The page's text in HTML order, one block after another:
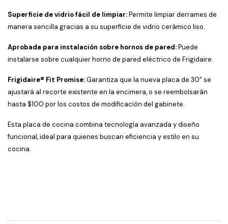
Superficie de vidrio fácil de limpiar:Permite limpiar derrames de
manera sencilla gracias a su superficie de vidrio cerámico liso.
Aprobada para instalación sobre hornos de pared:Puede
instalarse sobre cualquier horno de pared eléctrico de Frigidaire.
Frigidaire® Fit Promise:Garantiza que la nueva placa de 30" se
ajustará al recorte existente en la encimera, o se reembolsarán
hasta $100 por los costos de modificación del gabinete.
Esta placa de cocina combina tecnología avanzada y diseño
funcional, ideal para quienes buscan eficiencia y estilo en su
cocina.